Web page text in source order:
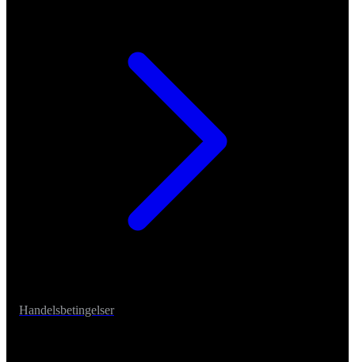
Handelsbetingelser